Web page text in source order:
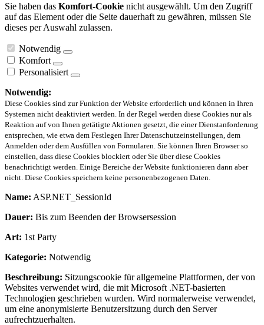
Sie haben das Komfort-Cookie nicht ausgewählt. Um den Zugriff
auf das Element oder die Seite dauerhaft zu gewähren, müssen Sie
dieses per Auswahl zulassen.
Notwendig
Komfort
Personalisiert
Notwendig:
Diese Cookies sind zur Funktion der Website erforderlich und können in Ihren
Systemen nicht deaktiviert werden. In der Regel werden diese Cookies nur als
Reaktion auf von Ihnen getätigte Aktionen gesetzt, die einer Dienstanforderung
entsprechen, wie etwa dem Festlegen Ihrer Datenschutzeinstellungen, dem
Anmelden oder dem Ausfüllen von Formularen. Sie können Ihren Browser so
einstellen, dass diese Cookies blockiert oder Sie über diese Cookies
benachrichtigt werden. Einige Bereiche der Website funktionieren dann aber
nicht. Diese Cookies speichern keine personenbezogenen Daten.
Name: ASP.NET_SessionId
Dauer: Bis zum Beenden der Browsersession
Art: 1st Party
Kategorie: Notwendig
Beschreibung: Sitzungscookie für allgemeine Plattformen, der von
Websites verwendet wird, die mit Microsoft .NET-basierten
Technologien geschrieben wurden. Wird normalerweise verwendet,
um eine anonymisierte Benutzersitzung durch den Server
aufrechtzuerhalten.